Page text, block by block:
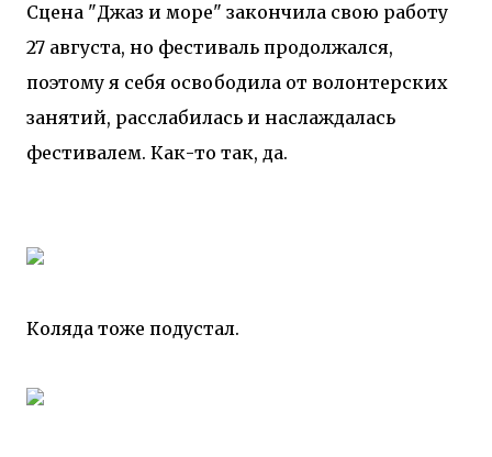
Сцена "Джаз и море" закончила свою работу
27 августа, но фестиваль продолжался,
поэтому я себя освободила от волонтерских
занятий, расслабилась и наслаждалась
фестивалем. Как-то так, да.
Коляда тоже подустал.